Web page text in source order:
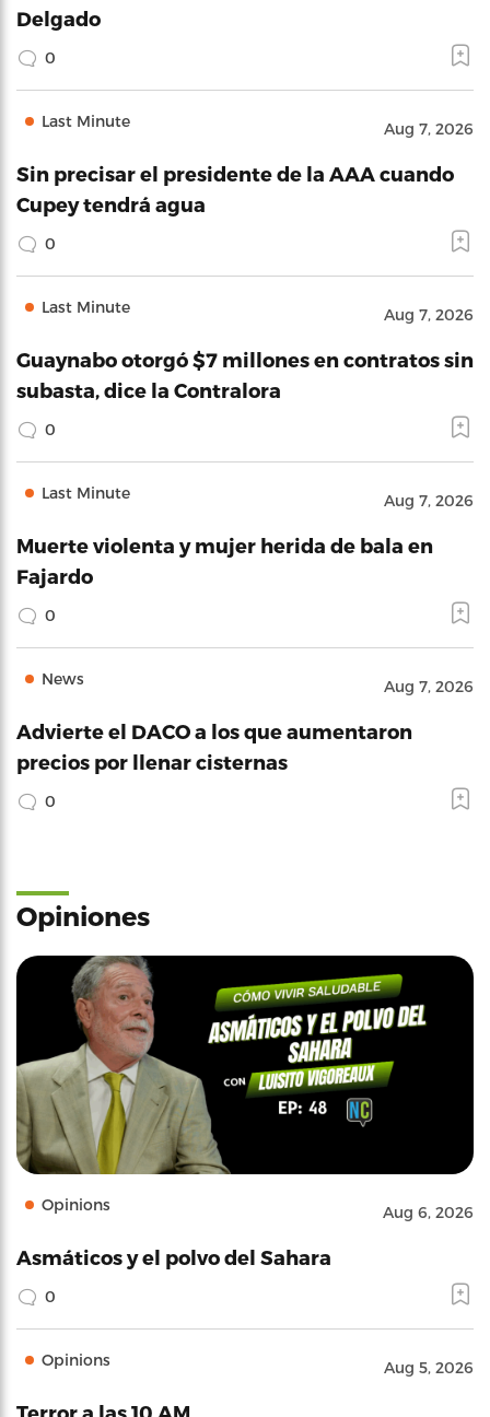
Delgado
0
Last Minute Aug 7, 2026
Sin precisar el presidente de la AAA cuando
Cupey tendrá agua
0
Last Minute Aug 7, 2026
Guaynabo otorgó $7 millones en contratos sin
subasta, dice la Contralora
0
Last Minute Aug 7, 2026
Muerte violenta y mujer herida de bala en
Fajardo
0
News Aug 7, 2026
Advierte el DACO a los que aumentaron
precios por llenar cisternas
0
Opiniones
Opinions Aug 6, 2026
Asmáticos y el polvo del Sahara
0
Opinions Aug 5, 2026
Terror a las 10 AM